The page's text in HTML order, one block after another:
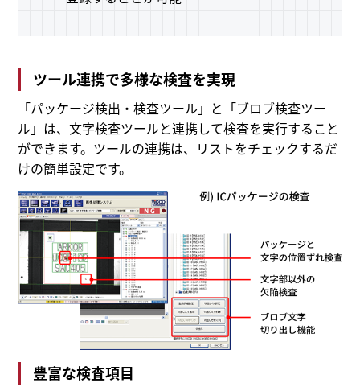
ツール連携で多様な検査を実現
「パッケージ検出・検査ツール」と「ブロブ検査ツー
ル」は、文字検査ツールと連携して検査を実行すること
ができます。ツールの連携は、リストをチェックするだ
けの簡単設定です。
豊富な検査項目